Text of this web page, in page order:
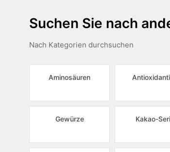
Suchen Sie nach
Nach Kategorien durchsuchen
Aminosäuren
Gewürze Kakao-